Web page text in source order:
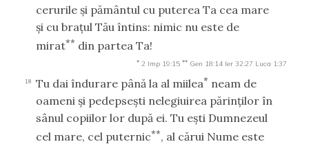
cerurile şi pământul cu puterea Ta cea mare
şi cu braţul Tău întins: nimic nu este de
mirat** din partea Ta!
* 2 Imp 19:15 ** Gen 18:14 Ier 32:27 Luca 1:37
18 Tu dai îndurare până la al miilea* neam de
oameni şi pedepseşti nelegiuirea părinţilor în
sânul copiilor lor după ei. Tu eşti Dumnezeul
cel mare, cel puternic**, al cărui Nume este